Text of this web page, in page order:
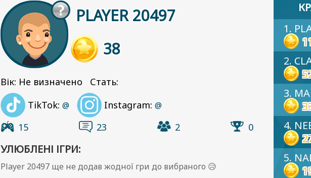
PLAYER 20497
38
Вік: Не визначено Стать:
TikTok: @ Instagram: @
15 23 2 0
УЛЮБЛЕНІ ІГРИ:
Player 20497 ще не додав жодної гри до вибраного 😥
1.
2.
3.
4.
5.